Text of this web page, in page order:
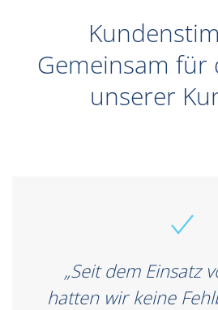
Gemeinsam für
unserer
„Seit dem Einsatz
hatten wir keine